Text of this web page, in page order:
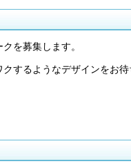
を募集します。
するようなデザインをお待